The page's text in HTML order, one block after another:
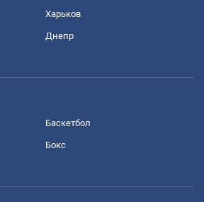
Харьков
Днепр
Баскетбол
Бокс